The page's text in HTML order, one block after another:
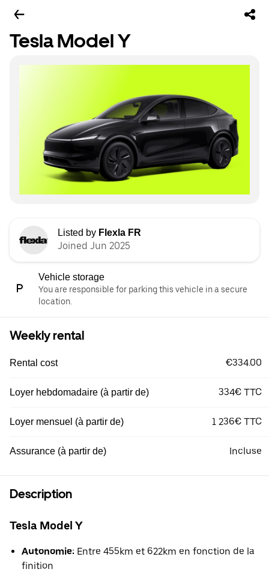
Tesla Model Y
Listed by Flexla FR
Joined Jun 2025
Vehicle storage
You are responsible for parking this vehicle in a secure
location.
Weekly rental
Rental cost €334.00
Loyer hebdomadaire (à partir de) 334€ TTC
Loyer mensuel (à partir de) 1 236€ TTC
Assurance (à partir de) Incluse
Description
Tesla Model Y
Autonomie: Entre 455km et 622km en fonction de la
finition